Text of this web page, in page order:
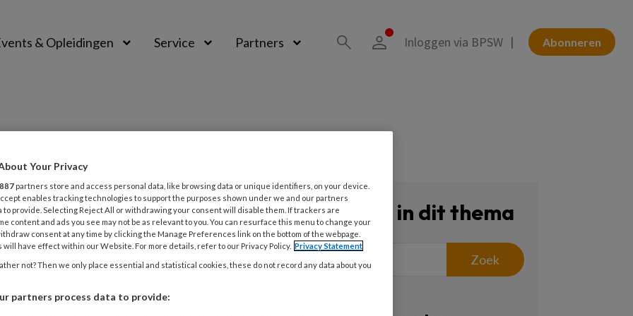
& Opleidingen Service Partners Abonneren
Inloggen via BPSW
2025 COLUMN VEILIGHEID
Alle grenzen voorbij
dood van de zeventienjarige Lisa uit
spreken vrouwen zich massaal uit over de
Zoeken in dit thema
Zoek
Your Privacy
887 partners store and access personal data, like browsing data or unique identifiers, on your device.
enables tracking technologies to support the purposes shown under we and our partners
to provide. Selecting Reject All or withdrawing your consent will disable them. If trackers are
content and ads you see may not be as relevant to you. You can resurface this menu to change your
consent at any time by clicking the Manage Preferences link on the bottom of the webpage.
will have effect within our Website. For more details, refer to our Privacy Policy. Privacy Statement
not? Then we only place essential and statistical cookies, these do not record any data about you
partners process data to provide: